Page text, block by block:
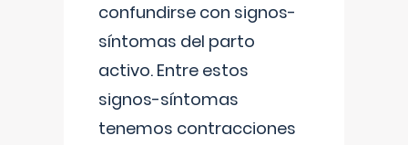
confundirse con signos-
síntomas del parto
activo. Entre estos
signos-síntomas
tenemos contracciones